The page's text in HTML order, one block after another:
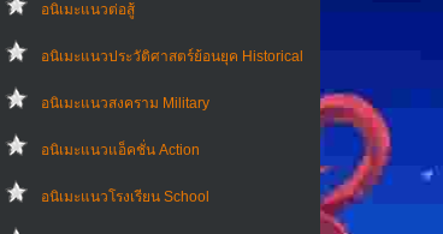
อนิเมะแนวต่อสู้
อนิเมะแนวประวัติศาสตร์ย้อนยุค Historical
อนิเมะแนวสงคราม Military
อนิเมะแนวแอ็คชั่น Action
อนิเมะแนวโรงเรียน School